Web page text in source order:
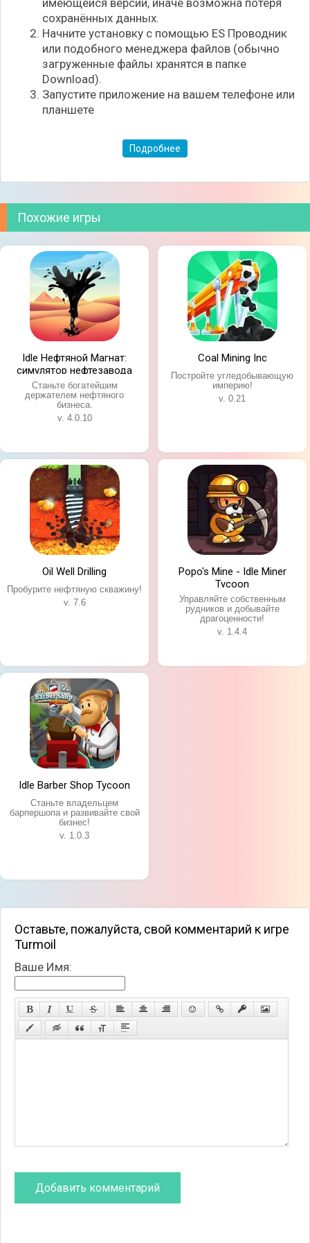
Различные улучшения, технологии и
инструменты;
Бизнес составляющая нефтедобычи;
Развитие деловых отношений и покупка акций;
Стратегия в реальном времени;
Реалистичные аспекты управления
нефтедобычей.
имеющейся версии, иначе возможна потеря
сохранённых данных.
Начните установку с помощью ES Проводник
или подобного менеджера файлов (обычно
загруженные файлы хранятся в папке
Download).
Запустите приложение на вашем телефоне или
планшете
Подробнее
Похожие игры
Idle Нефтяной Магнат:
симулятор нефтезавода
Станьте богатейшим
держателем нефтяного
бизнеса.
v. 4.0.10
Coal Mining Inc
Постройте угледобывающую
империю!
v. 0.21
Oil Well Drilling
Пробурите нефтяную скважину!
v. 7.6
Popo's Mine - Idle Miner
Tycoon
Управляйте собственным
рудников и добывайте
драгоценности!
v. 1.4.4
Idle Barber Shop Tycoon
Станьте владельцем
барпершопа и развивайте свой
бизнес!
v. 1.0.3
Оставьте, пожалуйста, свой комментарий к игре
Turmoil
Ваше Имя: